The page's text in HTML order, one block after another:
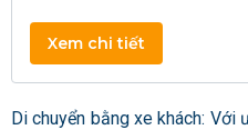
Xem chi tiết
Di chuyển bằng xe khách: